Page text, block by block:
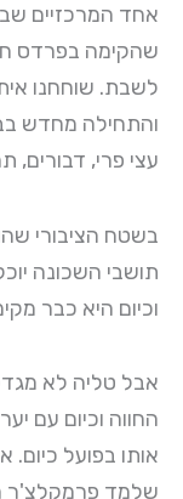
אחד המרכזיים
שהקימה בפרדס
לשבת. שוחחנו
עצי פרי, דבורים,
בשטח הציבורי
תושבי השכונה
וכיום היא כבר
אבל טליה לא
החווה וכיום עם
אותו בפועל
שלמד פרמקלצ'ר